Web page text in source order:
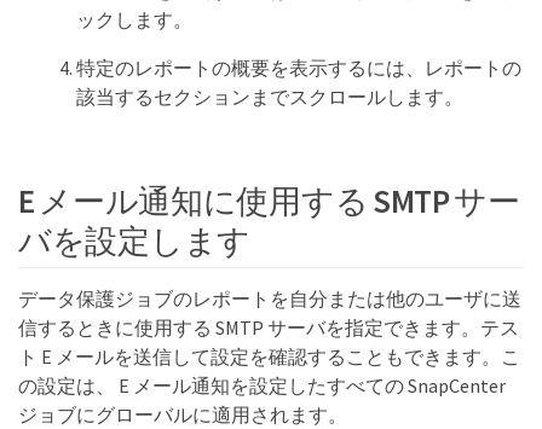
ックします。
特定のレポートの概要を表示するには、レポートの
該当するセクションまでスクロールします。
E メール通知に使用する SMTP サー
バを設定します
データ保護ジョブのレポートを自分または他のユーザに送
信するときに使用する SMTP サーバを指定できます。テス
ト E メールを送信して設定を確認することもできます。こ
の設定は、 E メール通知を設定したすべての SnapCenter
ジョブにグローバルに適用されます。